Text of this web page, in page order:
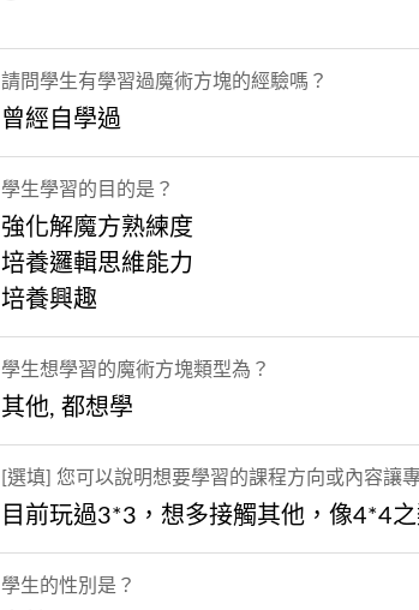
請問學生有學習過魔術方塊的經驗嗎？
曾經自學過
學生學習的目的是？
強化解魔方熟練度
培養邏輯思維能力
培養興趣
學生想學習的魔術方塊類型為？
其他, 都想學
[選填] 您可以說明想要學習的課程方向或內容讓
目前玩過3*3，想多接觸其他，像4*4
學生的性別是？